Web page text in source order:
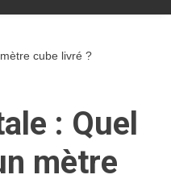
cube livré ?
: Quel
mètre